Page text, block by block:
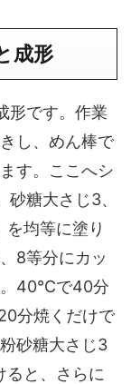
成形
形です。作業
し、めん棒で
す。ここへシ
糖大さじ3、
均等に塗り
8等分にカッ
。40℃で40分
分焼くだけで
砂糖大さじ3
ると、さらに